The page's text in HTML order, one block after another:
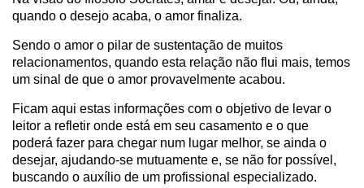
quando o desejo acaba, o amor finaliza.
Sendo o amor o pilar de sustentação de muitos
relacionamentos, quando esta relação não flui mais, temos
um sinal de que o amor provavelmente acabou.
Ficam aqui estas informações com o objetivo de levar o
leitor a refletir onde está em seu casamento e o que
poderá fazer para chegar num lugar melhor, se ainda o
desejar, ajudando-se mutuamente e, se não for possível,
buscando o auxílio de um profissional especializado.